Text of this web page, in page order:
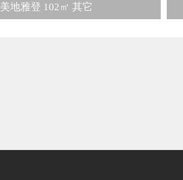
美地雅登 102㎡ 其它